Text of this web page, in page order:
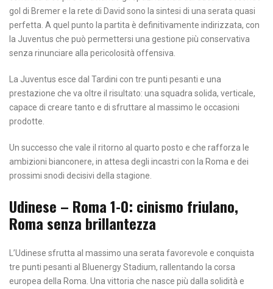
gol di Bremer e la rete di David sono la sintesi di una serata quasi
perfetta. A quel punto la partita è definitivamente indirizzata, con
la Juventus che può permettersi una gestione più conservativa
senza rinunciare alla pericolosità offensiva.
La Juventus esce dal Tardini con tre punti pesanti e una
prestazione che va oltre il risultato: una squadra solida, verticale,
capace di creare tanto e di sfruttare al massimo le occasioni
prodotte.
Un successo che vale il ritorno al quarto posto e che rafforza le
ambizioni bianconere, in attesa degli incastri con la Roma e dei
prossimi snodi decisivi della stagione.
Udinese – Roma 1-0: cinismo friulano,
Roma senza brillantezza
L’Udinese sfrutta al massimo una serata favorevole e conquista
tre punti pesanti al Bluenergy Stadium, rallentando la corsa
europea della Roma. Una vittoria che nasce più dalla solidità e